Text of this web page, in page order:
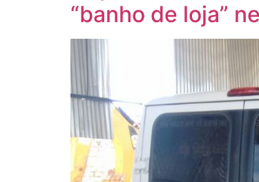
“banho de loja”